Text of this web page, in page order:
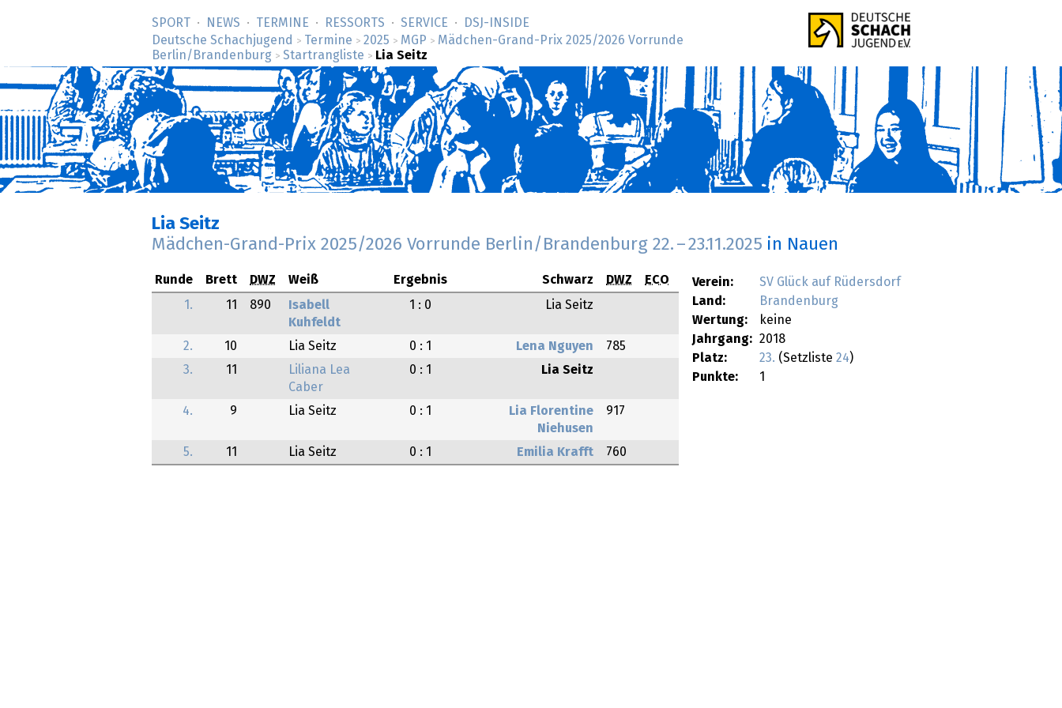
SPORT NEWS TERMINE RESSORTS SERVICE
DSJ-­INSIDE
Deutsche Schachjugend
> Termine > 2025 > MGP > Mädchen-Grand-Prix 2025/2026 Vorrunde
Berlin/Brandenburg > Startrangliste > Lia Seitz
Lia Seitz
Mädchen-Grand-Prix 2025/2026 Vorrunde Berlin/Brandenburg 22. –23.11.2025 in Nauen
Verein:
SV Glück auf Rüdersdorf
Land:
Brandenburg
Wertung:
keine
Jahrgang: 2018
Platz:
23. (Setzliste 24)
Punkte:
1
Runde Brett DWZ Weiß Ergebnis Schwarz DWZ
ECO
1.
11 890
Isabell
Kuhfeldt
1 : 0 Lia Seitz
2. 10 Lia Seitz 0 : 1 Lena Nguyen
785
3.
11
Liliana Lea
Caber
0 : 1 Lia Seitz
4. 9 Lia Seitz 0 : 1
Lia Florentine
Niehusen
917
5. 11 Lia Seitz 0 : 1 Emilia Krafft 760